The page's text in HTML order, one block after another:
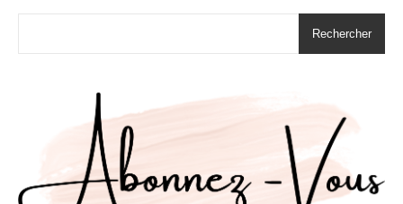
Rechercher